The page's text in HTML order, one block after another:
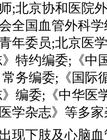
;北京协和医院
全国血管外科
年委员;北京医
特约编委;《中
务编委;《国际
编委;《中华医
学杂志》等多
下肢及心脑血